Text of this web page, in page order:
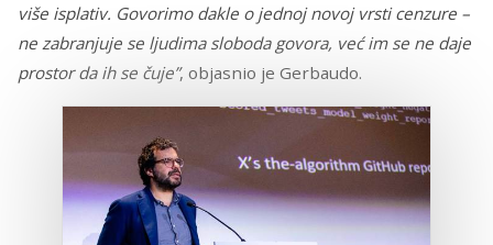
više isplativ. Govorimo dakle o jednoj novoj vrsti cenzure –
ne zabranjuje se ljudima sloboda govora, već im se ne daje
prostor da ih se čuje”, objasnio je Gerbaudo.